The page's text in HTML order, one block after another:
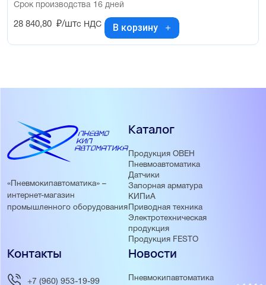
Срок производства 16 дней
28 840,80 ₽/штс НДС В корзину
«Пневмокипавтоматика» –
интернет-магазин
промышленного оборудования
Каталог
Продукция ОВЕН
Пневмоавтоматика
Датчики
Запорная арматура
КИПиА
Приводная техника
Электротехническая
продукция
Продукция FESTO
Новости
Пневмокипавтоматика
Контакты
+7 (960) 953-19-99